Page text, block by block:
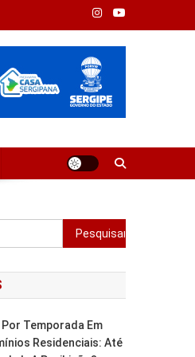
Pesquisar
por:
Temporada Em
Residenciais: Até